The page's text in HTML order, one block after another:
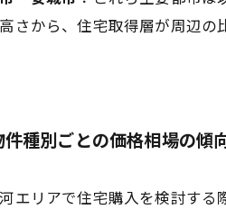
さから、住宅取得層が周辺の
件種別ごとの価格相場の
エリアで住宅購入を検討する